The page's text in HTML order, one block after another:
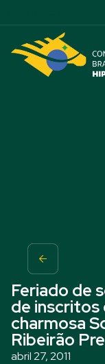
Feriado de
de inscritos
charmosa
Ribeirão
abril 27, 2011